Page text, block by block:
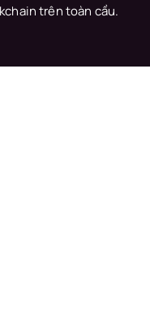
trên toàn cầu.